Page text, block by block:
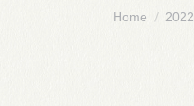
You are here:
Home 2022